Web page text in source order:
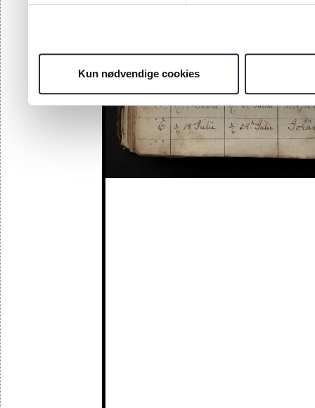
Kun nødvendige cookies